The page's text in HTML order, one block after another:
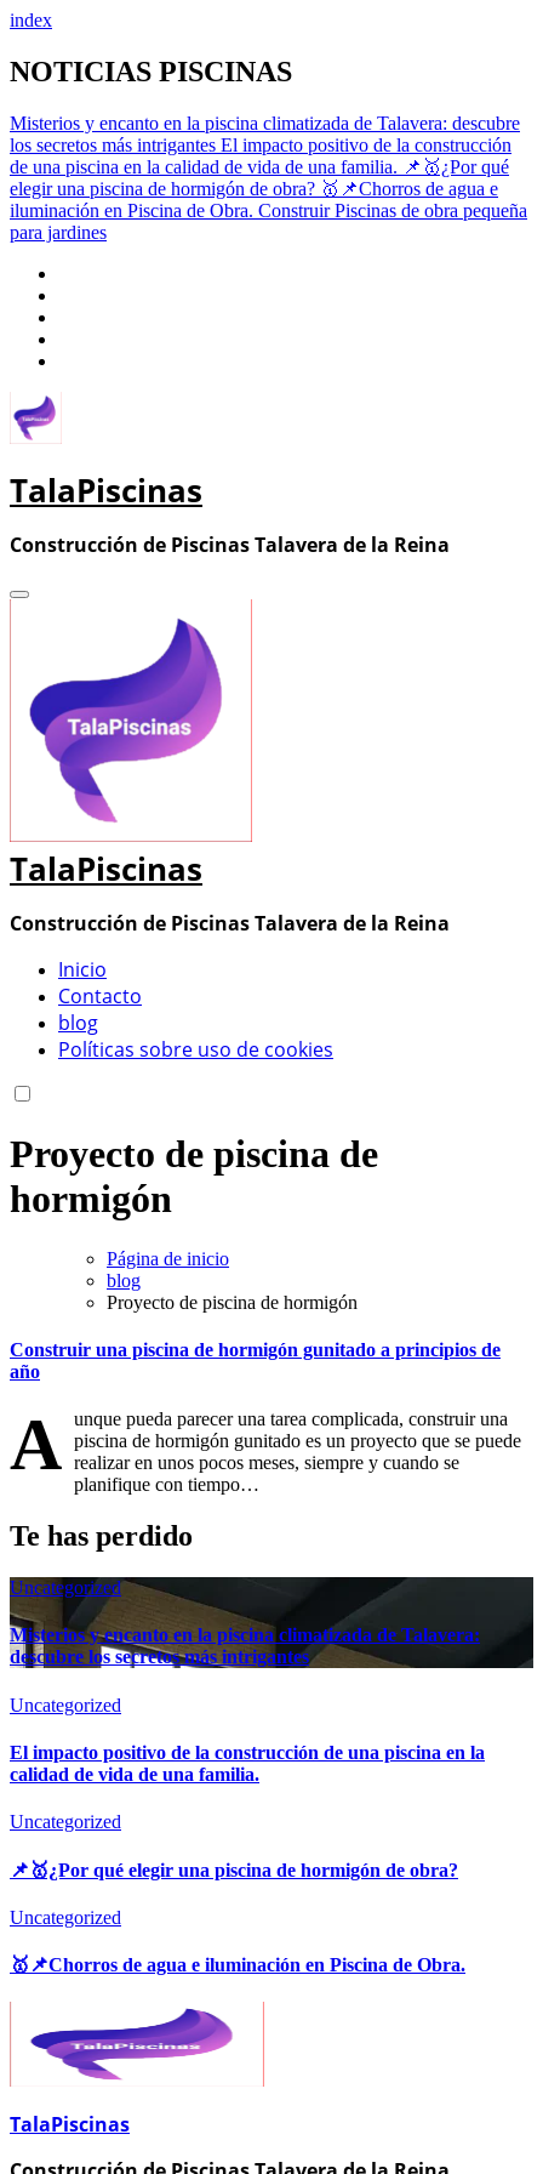
index
Saltar
al
NOTICIAS PISCINAS
Misterios y encanto en la piscina climatizada de Talavera: descubre
los secretos más intrigantes El impacto positivo de la construcción
de una piscina en la calidad de vida de una familia. 📌🥇¿Por qué
elegir una piscina de hormigón de obra? 🥇📌Chorros de agua e
iluminación en Piscina de Obra. Construir Piscinas de obra pequeña
para jardines
TalaPiscinas
Construcción de Piscinas Talavera de la Reina
TalaPiscinas
Construcción de Piscinas Talavera de la Reina
Inicio
Contacto
blog
Políticas sobre uso de cookies
Proyecto de piscina de
hormigón
Página de inicio
blog
Proyecto de piscina de hormigón
Construir una piscina de hormigón gunitado a principios de
año
A unque pueda parecer una tarea complicada, construir una
piscina de hormigón gunitado es un proyecto que se puede
realizar en unos pocos meses, siempre y cuando se
planifique con tiempo…
Te has perdido
Uncategorized
Misterios y encanto en la piscina climatizada de Talavera:
descubre los secretos más intrigantes
Uncategorized
El impacto positivo de la construcción de una piscina en la
calidad de vida de una familia.
Uncategorized
📌🥇¿Por qué elegir una piscina de hormigón de obra?
Uncategorized
🥇📌Chorros de agua e iluminación en Piscina de Obra.
TalaPiscinas